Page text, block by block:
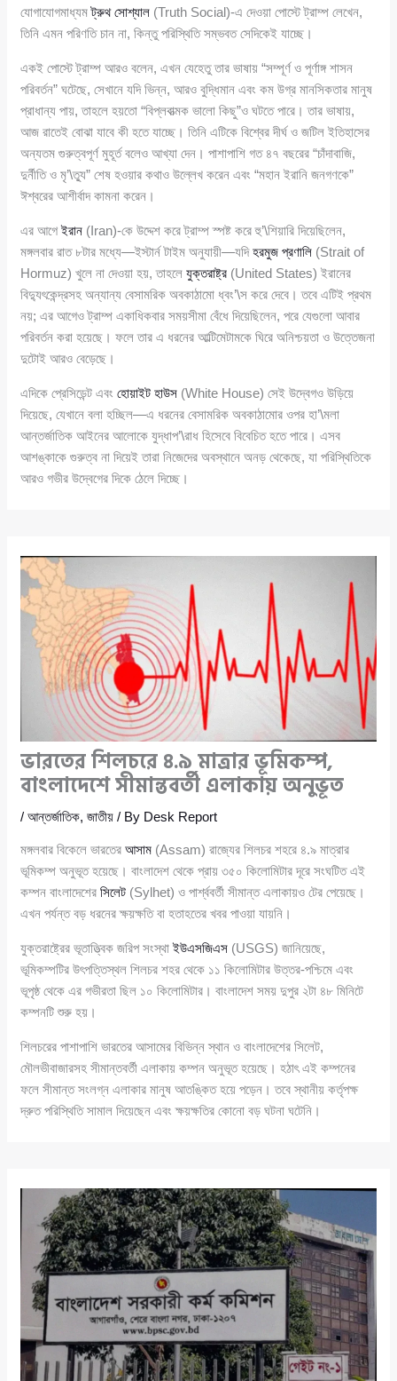
যোগাযোগমাধ্যমট্রুথ সোশ্যাল (Truth Social)-এ দেওয়া পোস্টে ট্রাম্প লেখেন,
তিনি এমন পরিণতি চান না, কিন্তু পরিস্থিতি সম্ভবত সেদিকেই যাচ্ছে।
একই পোস্টে ট্রাম্প আরও বলেন, এখন যেহেতু তার ভাষায় “সম্পূর্ণ ও পূর্ণাঙ্গ শাসন
পরিবর্তন” ঘটেছে, সেখানে যদি ভিন্ন, আরও বুদ্ধিমান এবং কম উগ্র মানসিকতার মানুষ
প্রাধান্য পায়, তাহলে হয়তো “বিপ্লবাত্মক ভালো কিছু”ও ঘটতে পারে। তার ভাষায়,
আজ রাতেই বোঝা যাবে কী হতে যাচ্ছে। তিনি এটিকে বিশ্বের দীর্ঘ ও জটিল ইতিহাসের
অন্যতম গুরুত্বপূর্ণ মুহূর্ত বলেও আখ্যা দেন। পাশাপাশি গত ৪৭ বছরের “চাঁদাবাজি,
দুর্নীতি ও মৃ’\ত্যু” শেষ হওয়ার কথাও উল্লেখ করেন এবং “মহান ইরানি জনগণকে”
ঈশ্বরের আশীর্বাদ কামনা করেন।
এর আগেইরান (Iran)-কে উদ্দেশ করে ট্রাম্প স্পষ্ট করে হু’\শিয়ারি দিয়েছিলেন,
মঙ্গলবার রাত ৮টার মধ্যে—ইস্টার্ন টাইম অনুযায়ী—যদিহরমুজ প্রণালি (Strait of
Hormuz) খুলে না দেওয়া হয়, তাহলেযুক্তরাষ্ট্র (United States) ইরানের
বিদ্যুৎকেন্দ্রসহ অন্যান্য বেসামরিক অবকাঠামো ধ্বং’\স করে দেবে। তবে এটিই প্রথম
নয়; এর আগেও ট্রাম্প একাধিকবার সময়সীমা বেঁধে দিয়েছিলেন, পরে যেগুলো আবার
পরিবর্তন করা হয়েছে। ফলে তার এ ধরনের আল্টিমেটামকে ঘিরে অনিশ্চয়তা ও উত্তেজনা
দুটোই আরও বেড়েছে।
এদিকে প্রেসিডেন্ট এবংহোয়াইট হাউস (White House) সেই উদ্বেগও উড়িয়ে
দিয়েছে, যেখানে বলা হচ্ছিল—এ ধরনের বেসামরিক অবকাঠামোর ওপর হা’\মলা
আন্তর্জাতিক আইনের আলোকে যুদ্ধাপ’\রাধ হিসেবে বিবেচিত হতে পারে। এসব
আশঙ্কাকে গুরুত্ব না দিয়েই তারা নিজেদের অবস্থানে অনড় থেকেছে, যা পরিস্থিতিকে
আরও গভীর উদ্বেগের দিকে ঠেলে দিচ্ছে।
ভারতের শিলচরে ৪.৯ মাত্রার ভূমিকম্প,
বাংলাদেশে সীমান্তবর্তী এলাকায় অনুভূত
/আন্তর্জাতিক,জাতীয় / By Desk Report
মঙ্গলবার বিকেলে ভারতেরআসাম (Assam) রাজ্যের শিলচর শহরে ৪.৯ মাত্রার
ভূমিকম্প অনুভূত হয়েছে। বাংলাদেশ থেকে প্রায় ৩৫০ কিলোমিটার দূরে সংঘটিত এই
কম্পন বাংলাদেশেরসিলেট (Sylhet) ও পার্শ্ববর্তী সীমান্ত এলাকায়ও টের পেয়েছে।
এখন পর্যন্ত বড় ধরনের ক্ষয়ক্ষতি বা হতাহতের খবর পাওয়া যায়নি।
যুক্তরাষ্ট্রের ভূতাত্ত্বিক জরিপ সংস্থাইউএসজিএস (USGS) জানিয়েছে,
ভূমিকম্পটির উৎপত্তিস্থল শিলচর শহর থেকে ১১ কিলোমিটার উত্তর-পশ্চিমে এবং
ভূপৃষ্ঠ থেকে এর গভীরতা ছিল ১০ কিলোমিটার। বাংলাদেশ সময় দুপুর ২টা ৪৮ মিনিটে
কম্পনটি শুরু হয়।
শিলচরের পাশাপাশি ভারতের আসামের বিভিন্ন স্থান ও বাংলাদেশের সিলেট,
মৌলভীবাজারসহ সীমান্তবর্তী এলাকায় কম্পন অনুভূত হয়েছে। হঠাৎ এই কম্পনের
ফলে সীমান্ত সংলগ্ন এলাকার মানুষ আতঙ্কিত হয়ে পড়েন। তবে স্থানীয় কর্তৃপক্ষ
দ্রুত পরিস্থিতি সামাল দিয়েছেন এবং ক্ষয়ক্ষতির কোনো বড় ঘটনা ঘটেনি।